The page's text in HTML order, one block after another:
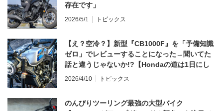
存在です」
2026/5/1 トピックス
【え？空冷？】新型『CB1000F』を「予備知識
ゼロ」でレビューすることになった→聞いてた
話と違うじゃないか!?【Hondaの道は1日にし
てならず／CB1000F ①第一印象 編】
2026/4/10 トピックス
のんびりツーリング最強の大型バイク